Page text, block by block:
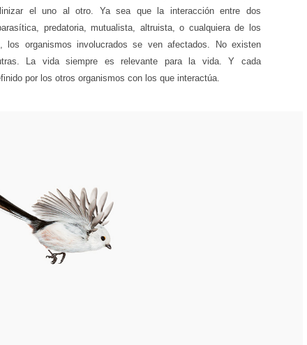
el uno al otro. Ya sea que la interacción entre dos
predatoria, mutualista, altruista, o cualquiera de los
los organismos involucrados se ven afectados. No existen
La vida siempre es relevante para la vida. Y cada
por los otros organismos con los que interactúa.